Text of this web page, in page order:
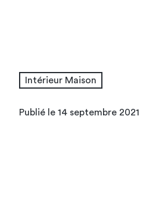
Intérieur Maison
Publié le 14 septembre 2021